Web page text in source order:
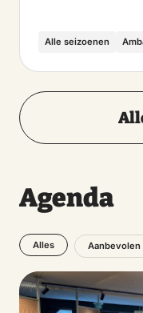
Alle seizoenen
Agenda
Alles Aanbevolen